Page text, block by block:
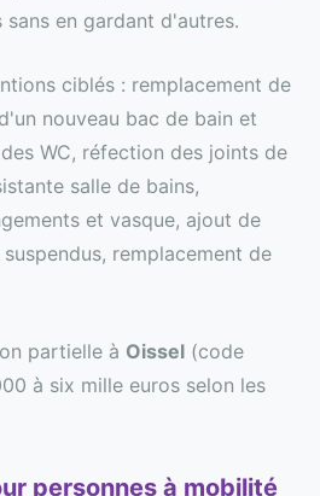
en gardant d'autres.
ciblés : remplacement de
nouveau bac de bain et
WC, réfection des joints de
salle de bains,
et vasque, ajout de
remplacement de
partielle à Oissel (code
à six mille euros selon les
personnes à mobilité